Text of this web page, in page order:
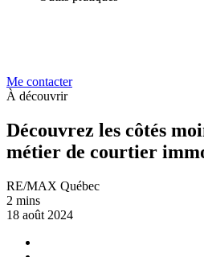
Me contacter
À découvrir
Découvrez les côtés
métier de courtier
RE/MAX Québec
2 mins
18 août 2024